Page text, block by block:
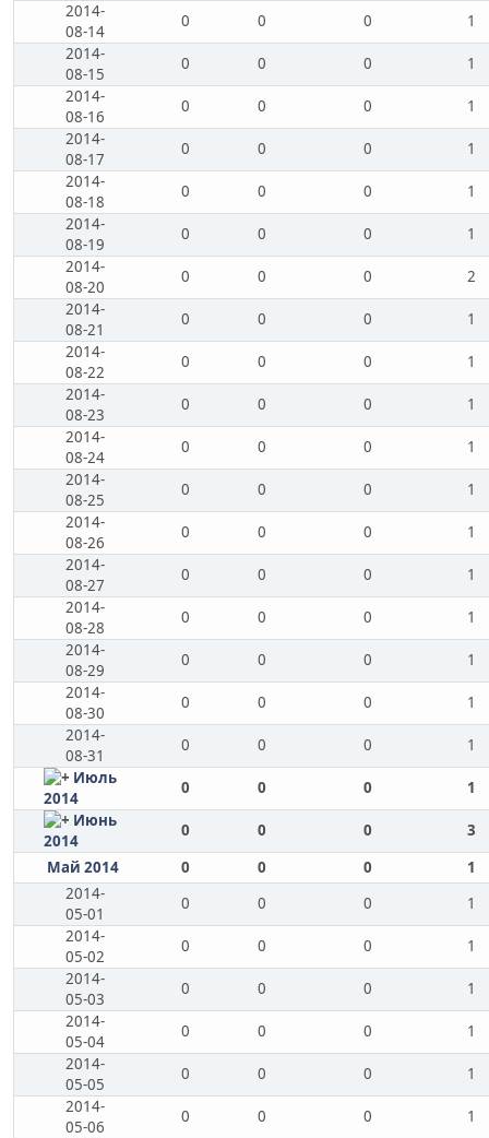
2014-
08-14
0 0 0
1
2014-
08-15
0 0 0
1
2014-
08-16
0 0 0
1
2014-
08-17
0 0 0
1
2014-
08-18
0 0 0
1
2014-
08-19
0 0 0
1
2014-
08-20
0 0 0
2
2014-
08-21
0 0 0
1
2014-
08-22
0 0 0
1
2014-
08-23
0 0 0
1
2014-
08-24
0 0 0
1
2014-
08-25
0 0 0
1
2014-
08-26
0 0 0
1
2014-
08-27
0 0 0
1
2014-
08-28
0 0 0
1
2014-
08-29
0 0 0
1
2014-
08-30
0 0 0
1
2014-
08-31
0 0 0
1
Июль
2014
0 0 0
1
Июнь
2014
0 0 0
3
Май 2014
0 0 0
1
2014-
05-01
0 0 0
1
2014-
05-02
0 0 0
1
2014-
05-03
0 0 0
1
2014-
05-04
0 0 0
1
2014-
05-05
0 0 0
1
2014-
05-06
0 0 0
1